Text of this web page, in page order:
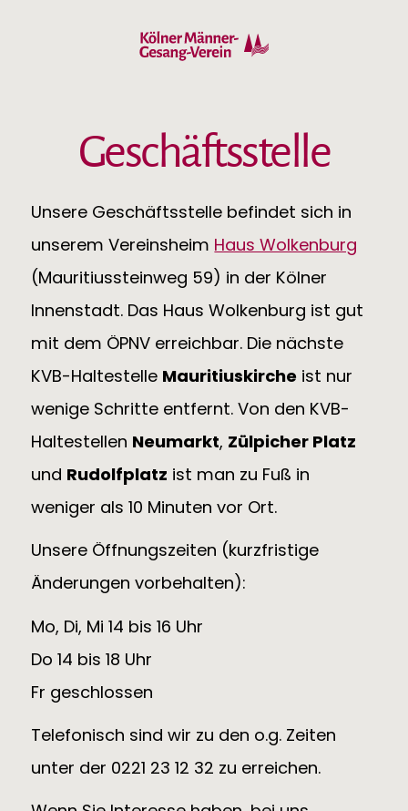
Geschäftsstelle
Unsere Geschäftsstelle befindet sich in
unserem Vereinsheim Haus Wolkenburg
(Mauritiussteinweg 59) in der Kölner
Innenstadt. Das Haus Wolkenburg ist gut
mit dem ÖPNV erreichbar. Die nächste
KVB-Haltestelle Mauritiuskirche ist nur
wenige Schritte entfernt. Von den KVB-
Haltestellen Neumarkt, Zülpicher Platz
und Rudolfplatz ist man zu Fuß in
weniger als 10 Minuten vor Ort.
Unsere Öffnungszeiten (kurzfristige
Änderungen vorbehalten):
Mo, Di, Mi 14 bis 16 Uhr
Do 14 bis 18 Uhr
Fr geschlossen
Telefonisch sind wir zu den o.g. Zeiten
unter der 0221 23 12 32 zu erreichen.